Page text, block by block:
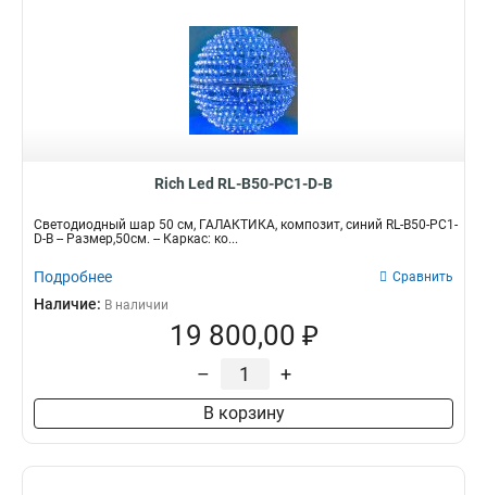
Rich Led RL-B50-PC1-D-B
Светодиодный шар 50 см, ГАЛАКТИКА, композит, синий RL-B50-PC1-
D-B -- Размер,50см. -- Каркас: ко...
Подробнее Сравнить
Наличие: В наличии
19 800,00 ₽
– +
В корзину